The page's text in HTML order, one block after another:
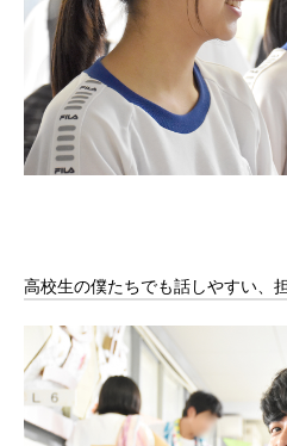
高校生の僕たちでも話しやすい、